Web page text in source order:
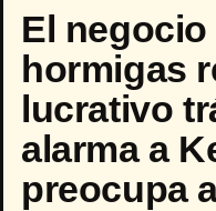
El
hormigas
lucrativo
alarma a
preocupa